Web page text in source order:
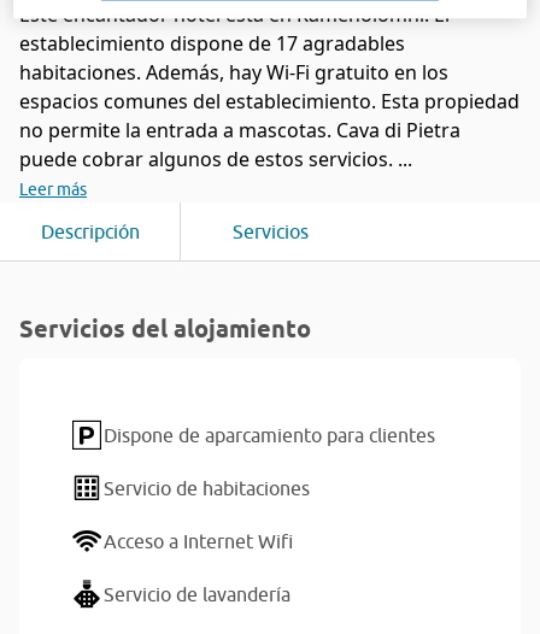
Este encantador hotel está en Kamenolomni. El
establecimiento dispone de 17 agradables
habitaciones. Además, hay Wi-Fi gratuito en los
espacios comunes del establecimiento. Esta propiedad
no permite la entrada a mascotas. Cava di Pietra
puede cobrar algunos de estos servicios. ...
Leer más
Descripción Servicios
Servicios del alojamiento
Dispone de aparcamiento para clientes
Servicio de habitaciones
Acceso a Internet Wifi
Servicio de lavandería